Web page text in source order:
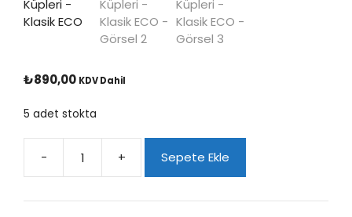
₺890,00 KDV Dahil
5 adet stokta
-
Rory'nin
Hikaye
Küpleri
+ Sepete Ekle